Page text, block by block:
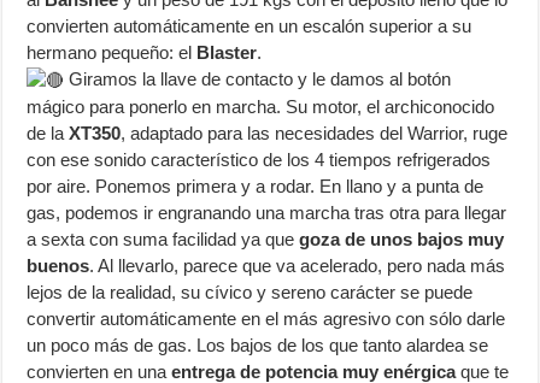
convierten automáticamente en un escalón superior a su
hermano pequeño: el Blaster.
Giramos la llave de contacto y le damos al botón
mágico para ponerlo en marcha. Su motor, el archiconocido
de laXT350, adaptado para las necesidades del Warrior, ruge
con ese sonido característico de los 4 tiempos refrigerados
por aire. Ponemos primera y a rodar. En llano y a punta de
gas, podemos ir engranando una marcha tras otra para llegar
a sexta con suma facilidad ya quegoza de unos bajos muy
buenos. Al llevarlo, parece que va acelerado, pero nada más
lejos de la realidad, su cívico y sereno carácter se puede
convertir automáticamente en el más agresivo con sólo darle
un poco más de gas. Los bajos de los que tanto alardea se
convierten en unaentrega de potencia muy enérgicaque te